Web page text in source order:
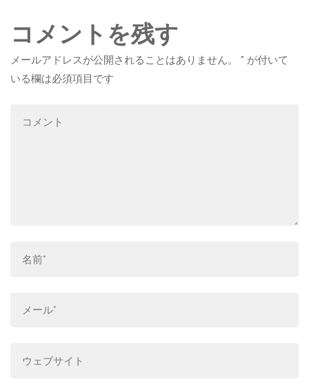
コメントを残す
メールアドレスが公開されることはありません。 * が付いて
いる欄は必須項目です